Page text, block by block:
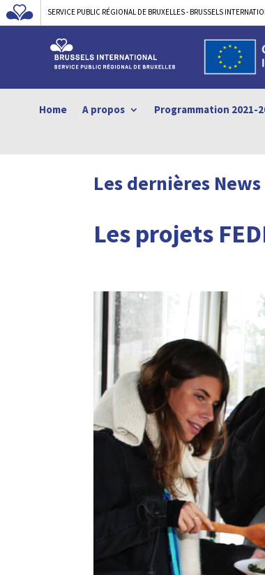
SERVICE PUBLIC RÉGIONAL DE BRUXELLES - BRUSSELS
Home A propos Programmation 2021-
Les dernières
Les projets